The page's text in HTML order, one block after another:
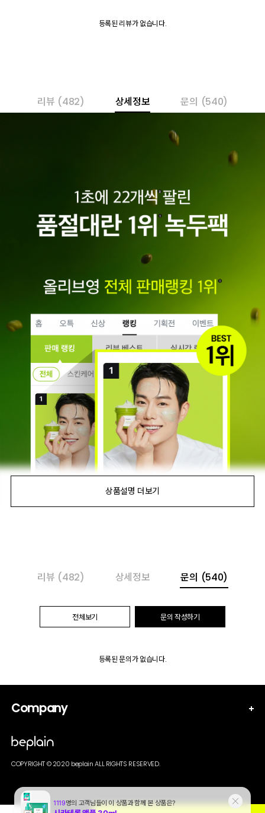
등록된 리뷰가 없습니다.
리뷰 (482) 상세정보 문의 (540)
리뷰 (482) 상세정보 문의 (540)
전체보기 문의 작성하기
등록된 문의가 없습니다.
Company
COPYRIGHT © 2020 beplain ALL RIGHTS RESERVED.